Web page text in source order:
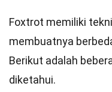
Foxtrot memiliki
membuatnya
Berikut adalah
diketahui.